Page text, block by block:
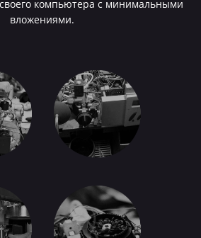
компьютера с минимальными
вложениями.